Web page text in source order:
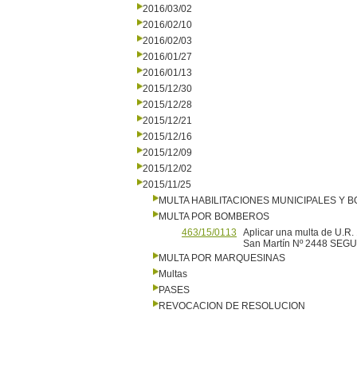
2016/03/02
2016/02/10
2016/02/03
2016/01/27
2016/01/13
2015/12/30
2015/12/28
2015/12/21
2015/12/16
2015/12/09
2015/12/02
2015/11/25
MULTA HABILITACIONES MUNICIPALES Y
MULTA POR BOMBEROS
463/15/0113
Aplicar una multa de U.R.
San Martín Nº 2448
MULTA POR MARQUESINAS
Multas
PASES
REVOCACION DE RESOLUCION